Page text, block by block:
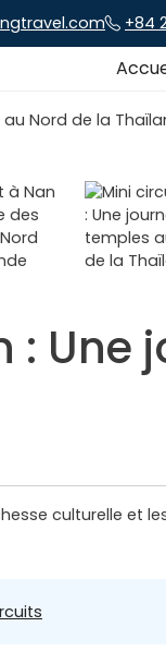
+84
: Une
culturelle